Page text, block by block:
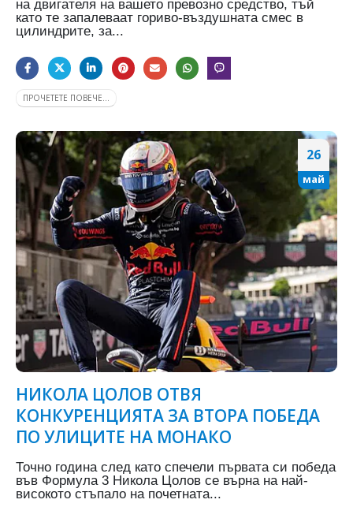
на двигателя на вашето превозно средство, тъй
като те запалеваат гориво-въздушната смес в
цилиндрите, за...
ПРОЧЕТЕТЕ ПОВЕЧЕ...
26
май
НИКОЛА ЦОЛОВ ОТВЯ
КОНКУРЕНЦИЯТА ЗА ВТОРА ПОБЕДА
ПО УЛИЦИТЕ НА МОНАКО
Точно година след като спечели първата си победа
във Формула 3 Никола Цолов се върна на най-
високото стъпало на почетната...